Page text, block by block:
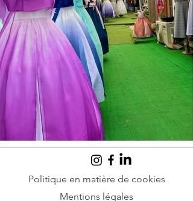
Politique en matière de cookies
Mentions légales